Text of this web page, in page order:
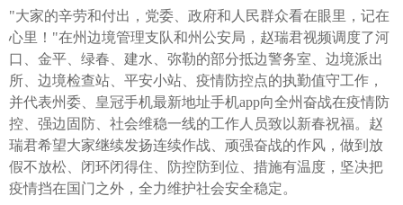
"大家的辛劳和付出，党委、政府和人民群众看在眼里，记在
心里！"在州边境管理支队和州公安局，赵瑞君视频调度了河
口、金平、绿春、建水、弥勒的部分抵边警务室、边境派出
所、边境检查站、平安小站、疫情防控点的执勤值守工作，
并代表州委、皇冠手机最新地址手机app向全州奋战在疫情防
控、强边固防、社会维稳一线的工作人员致以新春祝福。赵
瑞君希望大家继续发扬连续作战、顽强奋战的作风，做到放
假不放松、闭环闭得住、防控防到位、措施有温度，坚决把
疫情挡在国门之外，全力维护社会安全稳定。